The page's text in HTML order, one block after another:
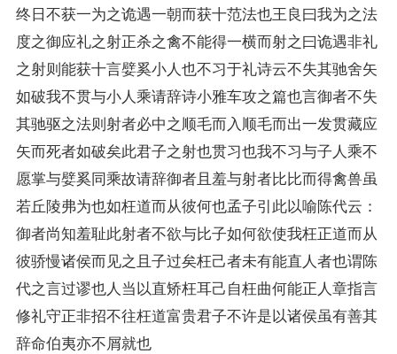
终日不获一为之诡遇一朝而获十范法也王良曰我为之法
度之御应礼之射正杀之禽不能得一横而射之曰诡遇非礼
之射则能获十言嬖奚小人也不习于礼诗云不失其驰舍矢
如破我不贯与小人乘请辞诗小雅车攻之篇也言御者不失
其驰驱之法则射者必中之顺毛而入顺毛而出一发贯藏应
矢而死者如破矣此君子之射也贯习也我不习与子人乘不
愿掌与嬖奚同乘故请辞御者且羞与射者比比而得禽兽虽
若丘陵弗为也如枉道而从彼何也孟子引此以喻陈代云：
御者尚知羞耻此射者不欲与比子如何欲使我枉正道而从
彼骄慢诸侯而见之且子过矣枉己者未有能直人者也谓陈
代之言过谬也人当以直矫枉耳己自枉曲何能正人章指言
修礼守正非招不往枉道富贵君子不许是以诸侯虽有善其
辞命伯夷亦不屑就也